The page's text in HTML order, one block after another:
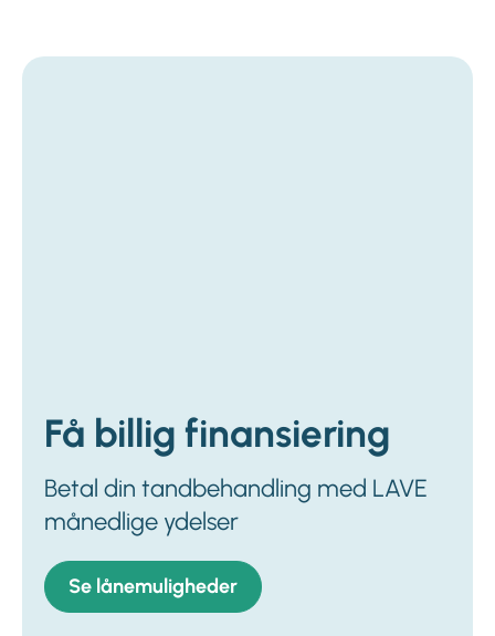
Få billig finansiering
Betal din tandbehandling med LAVE
månedlige ydelser
Se lånemuligheder